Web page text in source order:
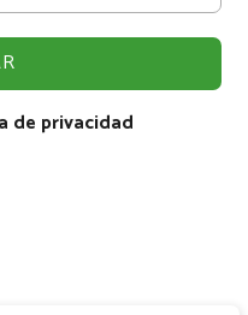
de privacidad